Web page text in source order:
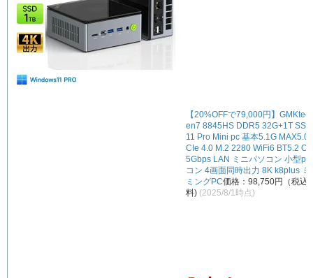
【20%OFFで79,000円】GMKtec
en7 8845HS DDR5 32G+1T
11 Pro Mini pc 基本5.1G
CIe 4.0 M.2 2280 WiFi6 BT5.2
5Gbps LAN ミニパソコン 小型pc
コン 4画面同時出力 8K k8plus ミ
ミングPC価格：98,750円（税込
料) (2025/8/1時点)